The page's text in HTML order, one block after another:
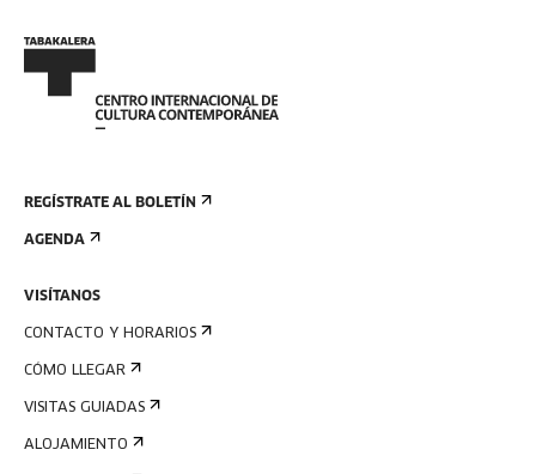
REGÍSTRATE AL BOLETÍN
AGENDA
VISÍTANOS
CONTACTO Y HORARIOS
CÓMO LLEGAR
VISITAS GUIADAS
ALOJAMIENTO